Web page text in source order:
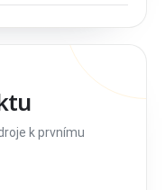
k prvnímu